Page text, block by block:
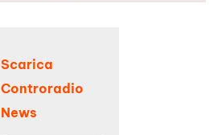
Scarica
Controradio
News